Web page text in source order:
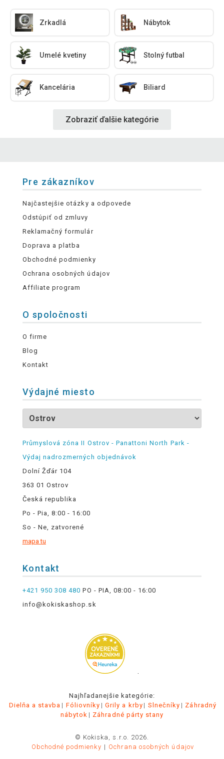
Zrkadlá Nábytok
Umelé kvetiny Stolný futbal
Kancelária Biliard
Zobraziť ďalšie kategórie
Pre zákazníkov
Najčastejšie otázky a odpovede
Odstúpiť od zmluvy
Reklamačný formulár
Doprava a platba
Obchodné podmienky
Ochrana osobných údajov
Affiliate program
O spoločnosti
O firme
Blog
Kontakt
Výdajné miesto
Průmyslová zóna II Ostrov - Panattoni North Park -
Výdaj nadrozmerných objednávok
Dolní Žďár 104
363 01 Ostrov
Česká republika
Po - Pia, 8:00 - 16:00
So - Ne, zatvorené
mapa tu
Kontakt
+421 950 308 480 PO - PIA, 08:00 - 16:00
info@kokiskashop.sk
.
Najhľadanejšie kategórie:
Dielňa a stavba
Fóliovníky Grily a krby Slnečníky
Záhradný
nábytok
Záhradné párty stany
© Kokiska, s.r.o. 2026.
Obchodné podmienky
Ochrana osobných údajov